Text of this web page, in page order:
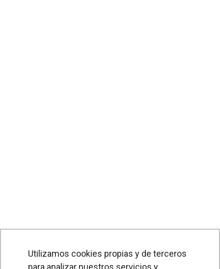
Utilizamos cookies propias y de terceros
para analizar nuestros servicios y